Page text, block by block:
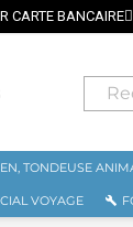
CARTE BANCAIRE
TONDEUSE
VOYAGE